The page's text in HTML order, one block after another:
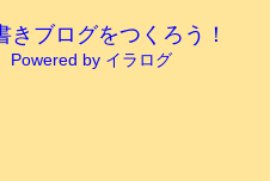
きブログをつくろう！
Powered by イラログ